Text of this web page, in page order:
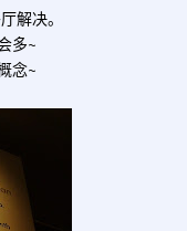
解决。
多~
念~